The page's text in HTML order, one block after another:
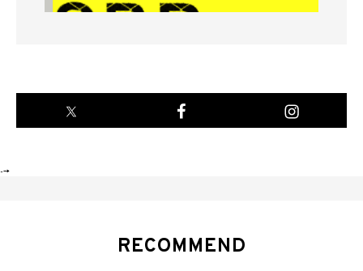
-->
RECOMMEND